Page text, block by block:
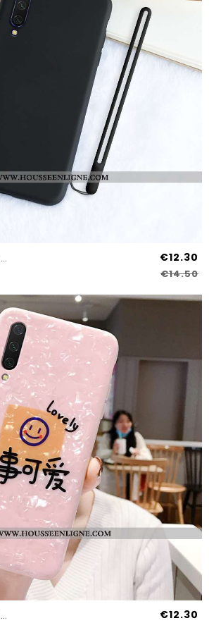
Étui Xiaomi Mi A3 Silicone Protection Délavé En Daim Incassable Ornements Suspendus Simple Noir €12.30
€14.50
Étui Xiaomi Mi A3 Tendance Fluide Doux Silicone Téléphone Portable Rose Tout Compris Petit €12.30